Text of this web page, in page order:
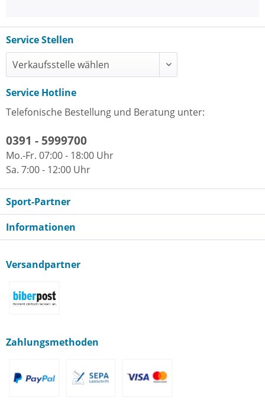
Service Stellen
Service Hotline
Telefonische Bestellung und Beratung unter:
0391 - 5999700
Mo.-Fr. 07:00 - 18:00 Uhr
Sa. 7:00 - 12:00 Uhr
Sport-Partner
Informationen
Versandpartner
Zahlungsmethoden